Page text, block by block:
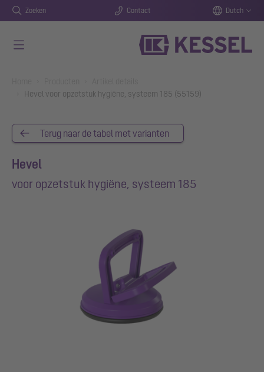
Zoeken Contact Dutch
Hevel voor opzetstuk hygiëne, systeem 185 (55159)
Terug naar de tabel met varianten
Hevel
voor opzetstuk hygiëne, systeem 185